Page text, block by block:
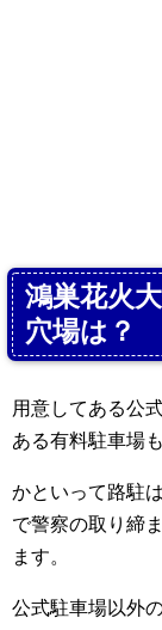
鴻巣花火
穴場は？
用意してある公
ある有料駐車場
かといって路駐
で警察の取り締
ます。
公式駐車場以外